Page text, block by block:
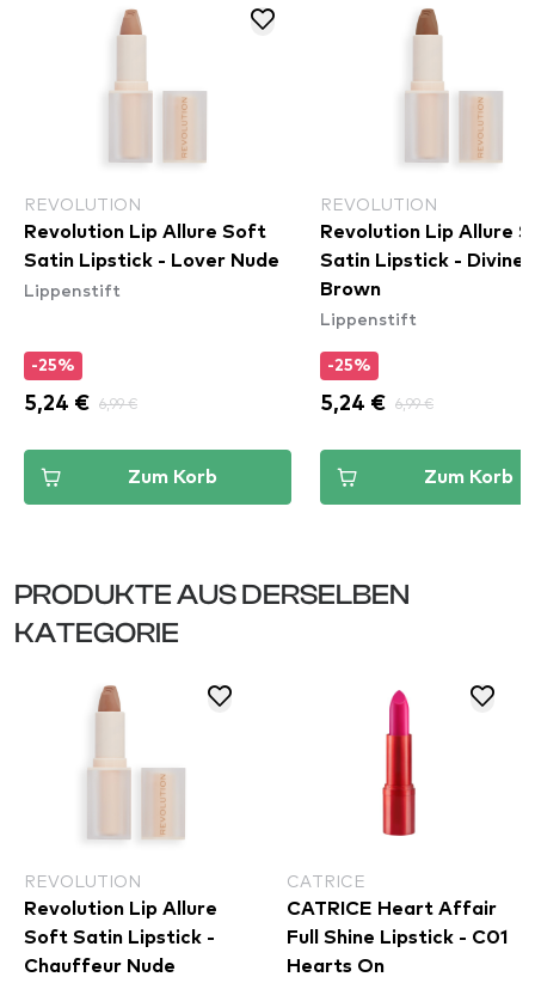
REVOLUTION
Revolution Lip Allure Soft
Satin Lipstick - Lover Nude
Lippenstift
-25%
5,24 € 6,99 €
Zum Korb
REVOLUTION
Revolution Lip Allure
Satin Lipstick - Divine
Brown
Lippenstift
-25%
5,24 € 6,99 €
Zum Korb
PRODUKTE AUS DERSELBEN
KATEGORIE
REVOLUTION
Revolution Lip Allure
Soft Satin Lipstick -
Chauffeur Nude
CATRICE
CATRICE Heart Affair
Full Shine Lipstick - C01
Hearts On